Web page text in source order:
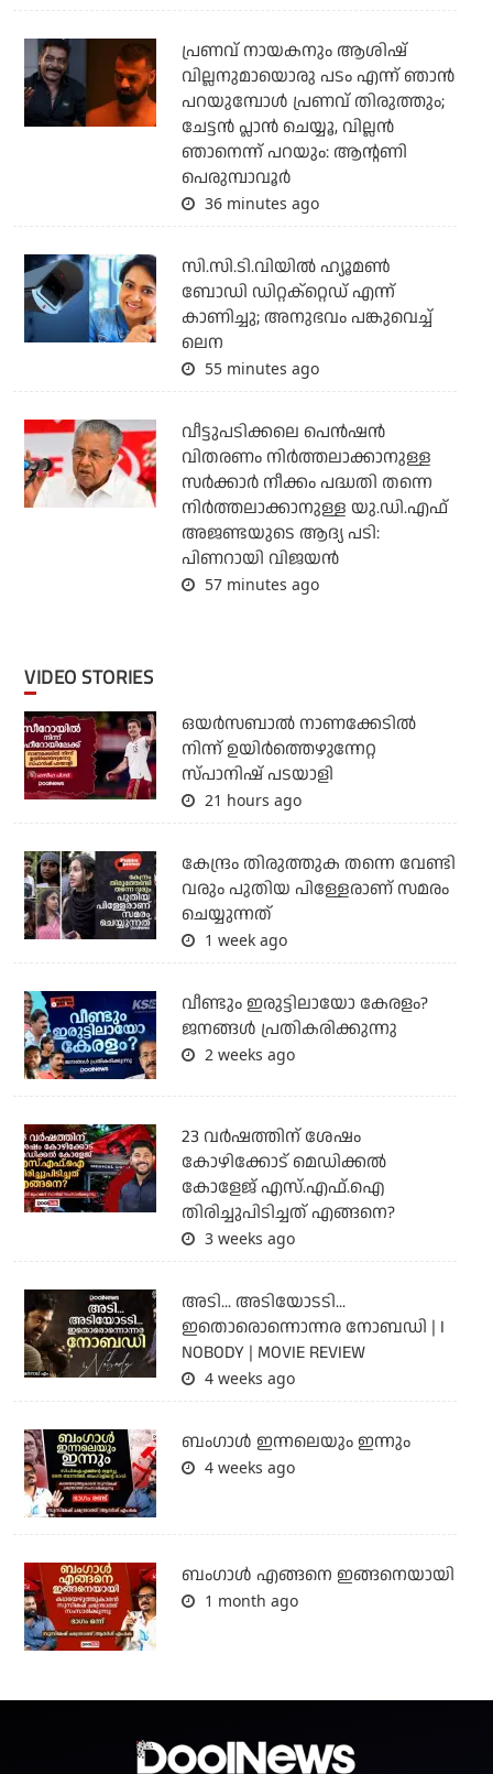
പ്രണവ് നായകനും ആശിഷ്
വില്ലനുമായൊരു പടം എന്ന് ഞാന്‍
പറയുമ്പോള്‍ പ്രണവ് തിരുത്തും;
ചേട്ടന്‍ പ്ലാന്‍ ചെയ്യൂ, വില്ലന്‍
ഞാനെന്ന് പറയും: ആന്റണി
പെരുമ്പാവൂര്‍
36 minutes ago
സി.സി.ടി.വിയില്‍ ഹ്യൂമണ്‍
ബോഡി ഡിറ്റക്‌റ്റെഡ് എന്ന്
കാണിച്ചു; അനുഭവം പങ്കുവെച്ച്
ലെന
55 minutes ago
വീട്ടുപടിക്കലെ പെന്‍ഷന്‍
വിതരണം നിര്‍ത്തലാക്കാനുള്ള
സര്‍ക്കാര്‍ നീക്കം പദ്ധതി തന്നെ
നിര്‍ത്തലാക്കാനുള്ള യു.ഡി.എഫ്
അജണ്ടയുടെ ആദ്യ പടി:
പിണറായി വിജയന്‍
57 minutes ago
VIDEO STORIES
ഒയര്‍സബാൽ നാണക്കേടിൽ
നിന്ന് ഉയിർത്തെഴുന്നേറ്റ
സ്പാനിഷ് പടയാളി
21 hours ago
കേന്ദ്രം തിരുത്തുക തന്നെ വേണ്ടി
വരും പുതിയ പിള്ളേരാണ് സമരം
ചെയ്യുന്നത്
1 week ago
വീണ്ടും ഇരുട്ടിലായോ കേരളം?
ജനങ്ങൾ പ്രതികരിക്കുന്നു
2 weeks ago
23 വർഷത്തിന് ശേഷം
കോഴിക്കോട് മെഡിക്കൽ
കോളേജ് എസ്.എഫ്.ഐ
തിരിച്ചുപിടിച്ചത് എങ്ങനെ?
3 weeks ago
അടി... അടിയോടടി...
ഇതൊരൊന്നൊന്നര നോബഡി | I
NOBODY | MOVIE REVIEW
4 weeks ago
ബംഗാള്‍ ഇന്നലെയും ഇന്നും
4 weeks ago
ബം​ഗാൾ എങ്ങനെ ഇങ്ങനെയായി
1 month ago